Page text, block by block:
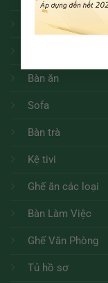
Bàn ăn tân cổ điển
Bàn ăn
Sofa
Bàn trà
Kệ tivi
Ghế ăn các loại
Bàn Làm Việc
Ghế Văn Phòng
Tủ hồ sơ